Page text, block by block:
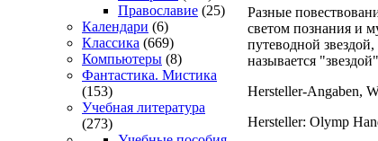
Православие (25)
Календари (6)
Классика (669)
Компьютеры (8)
Фантастика. Мистика
(153)
Учебная литература
(273)
Разные
светом познания и
путеводной
называется
Hersteller-Angaben,
Hersteller: Olymp